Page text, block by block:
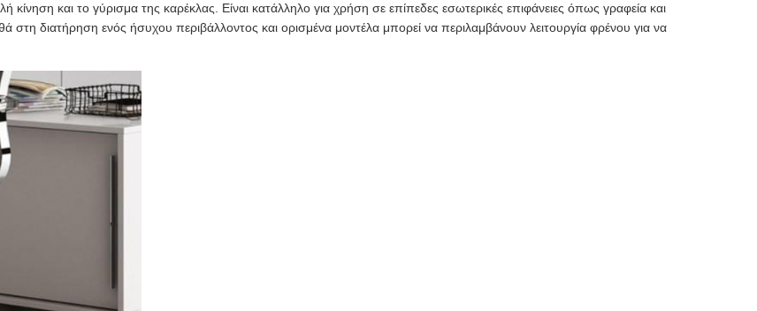
κίνηση και το γύρισμα της καρέκλας. Είναι κατάλληλο για χρήση σε επίπεδες εσωτερικές επιφάνειες όπως γραφεία και
διατήρηση ενός ήσυχου περιβάλλοντος και ορισμένα μοντέλα μπορεί να περιλαμβάνουν λειτουργία φρένου για να